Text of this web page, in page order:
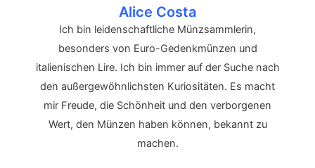
Alice Costa
Ich bin leidenschaftliche Münzsammlerin,
besonders von Euro-Gedenkmünzen und
italienischen Lire. Ich bin immer auf der Suche nach
den außergewöhnlichsten Kuriositäten. Es macht
mir Freude, die Schönheit und den verborgenen
Wert, den Münzen haben können, bekannt zu
machen.